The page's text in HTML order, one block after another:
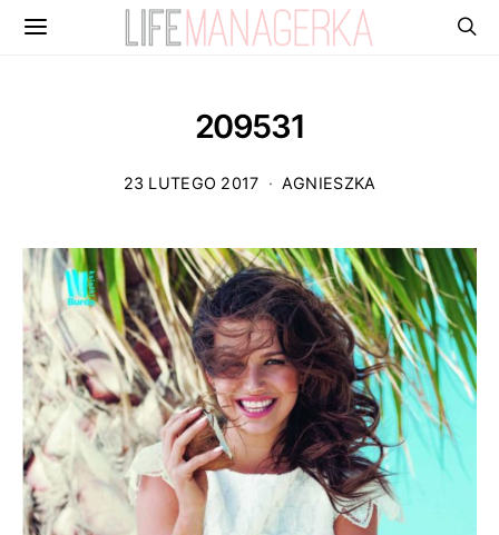
209531
23 LUTEGO 2017 AGNIESZKA